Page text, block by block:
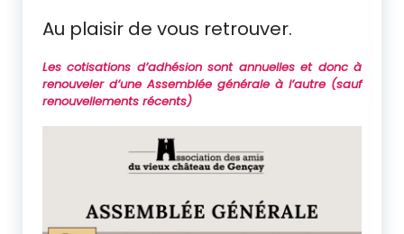
Au plaisir de vous retrouver.
Les cotisations d’adhésion sont annuelles et donc à
renouveler d’une Assemblée générale à l’autre (sauf
renouvellements récents)